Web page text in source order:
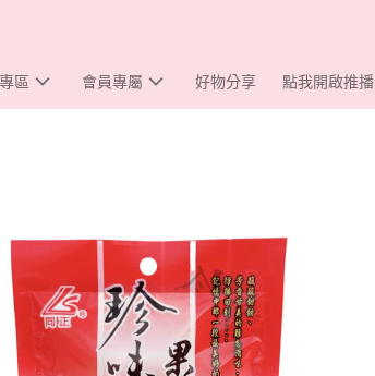
區 會員專屬 好物分享 點我開啟推播